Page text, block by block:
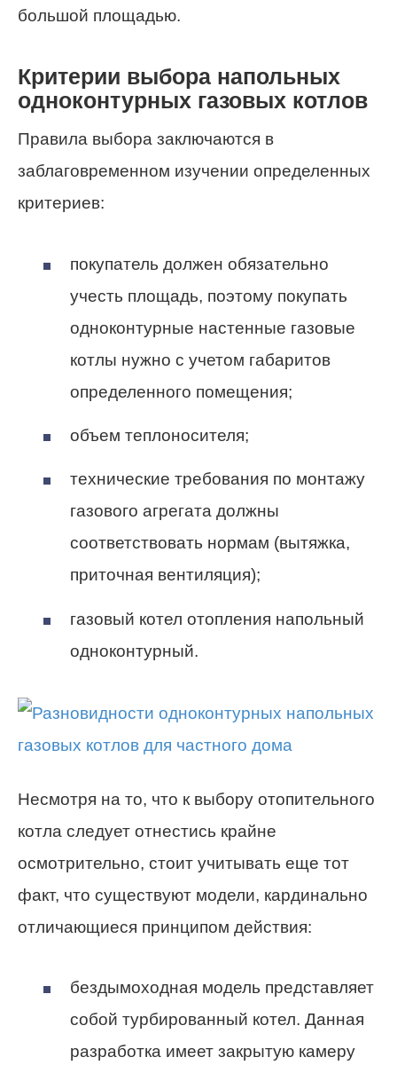
большой площадью.
Критерии выбора напольных
одноконтурных газовых котлов
Правила выбора заключаются в
заблаговременном изучении определенных
критериев:
покупатель должен обязательно
учесть площадь, поэтому покупать
одноконтурные настенные газовые
котлы нужно с учетом габаритов
определенного помещения;
объем теплоносителя;
технические требования по монтажу
газового агрегата должны
соответствовать нормам (вытяжка,
приточная вентиляция);
газовый котел отопления напольный
одноконтурный.
Несмотря на то, что к выбору отопительного
котла следует отнестись крайне
осмотрительно, стоит учитывать еще тот
факт, что существуют модели, кардинально
отличающиеся принципом действия:
бездымоходная модель представляет
собой турбированный котел. Данная
разработка имеет закрытую камеру